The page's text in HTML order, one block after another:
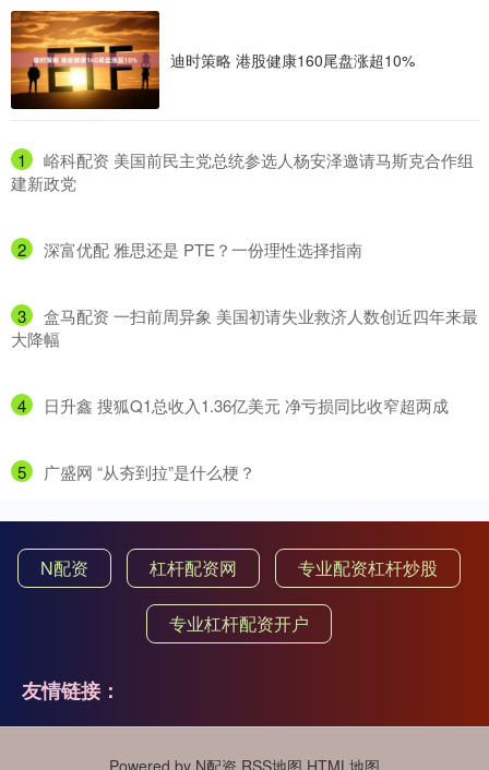
迪时策略 港股健康160尾盘涨超10%
1
​峪科配资 美国前民主党总统参选人杨安泽邀请马斯克合作组
建新政党
2 ​深富优配 雅思还是 PTE？一份理性选择指南
3
​盒马配资 一扫前周异象 美国初请失业救济人数创近四年来最
大降幅
4 ​日升鑫 搜狐Q1总收入1.36亿美元 净亏损同比收窄超两成
5 ​广盛网 “从夯到拉”是什么梗？
N配资 杠杆配资网 专业配资杠杆炒股
专业杠杆配资开户
友情链接：